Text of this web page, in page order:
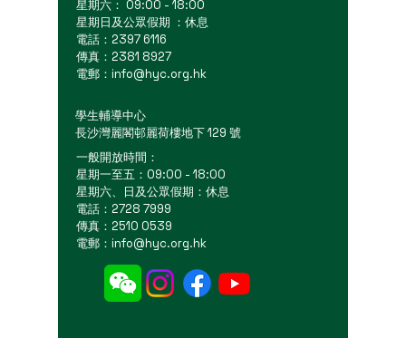
星期六： 09:00 - 18:00
星期日及公眾假期 ：休息
電話：2397 6116
傳真：2381 8927
電郵： info@hyc.org.hk
學生輔導中心
長沙灣麗閣邨麗荷樓地下 129 號
一般開放時間：
星期一至五：09:00 - 18:00
星期六、日及公眾假期：休息
電話：2728 7999
傳真：2510 0539
電郵： info@hyc.org.hk